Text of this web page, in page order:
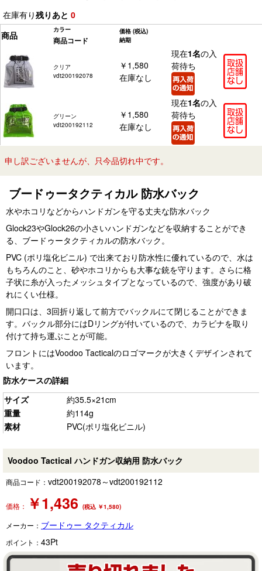
在庫有り残りあと 0
商品
カラー
商品コード
価格 (税込)
納期
クリア
vdt200192078
￥1,580
在庫なし
現在1名の入
荷待ち
グリーン
vdt200192112
￥1,580
在庫なし
現在1名の入
荷待ち
申し訳ございませんが、只今品切れ中です。
ブードゥータクティカル 防水バック
水やホコリなどからハンドガンを守る丈夫な防水バック
Glock23やGlock26の小さいハンドガンなどを収納することができ
る、ブードゥータクティカルの防水バック。
PVC (ポリ塩化ビニル) で出来ており防水性に優れているので、水は
もちろんのこと、砂やホコリからも大事な銃を守ります。さらに格
子状に糸が入ったメッシュタイプとなっているので、強度があり破
れにくい仕様。
開口口は、3回折り返して前方でバックルにて閉じることができま
す。バックル部分にはDリングが付いているので、カラビナを取り
付けて持ち運ぶことが可能。
フロントにはVoodoo Tacticalのロゴマークが大きくデザインされて
います。
防水ケースの詳細
サイズ
約35.5×21cm
重量
約114g
素材
PVC(ポリ塩化ビニル)
Voodoo Tactical ハンドガン収納用 防水バック
商品コード： vdt200192078～vdt200192112
価格： ￥1,436 (税込 ￥1,580)
メーカー： ブードゥー タクティカル
ポイント： 43Pt